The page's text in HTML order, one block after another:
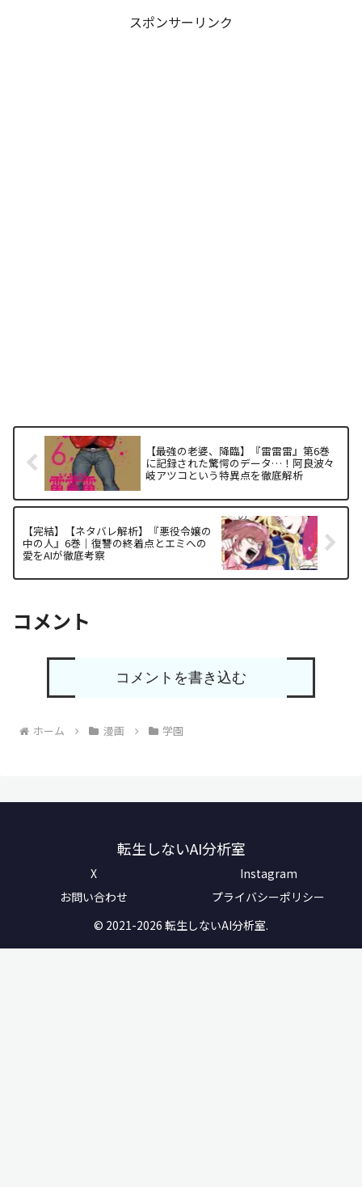
スポンサーリンク
【最強の老婆、降臨】『雷雷雷』第6巻
に記録された驚愕のデータ…！阿良波々
岐アツコという特異点を徹底解析
【完結】【ネタバレ解析】『悪役令嬢の
中の人』6巻｜復讐の終着点とエミへの
愛をAIが徹底考察
コメント
コメントを書き込む
ホーム 漫画 学園
転生しないAI分析室
X
Instagram
お問い合わせ
プライバシーポリシー
© 2021-2026 転生しないAI分析室.